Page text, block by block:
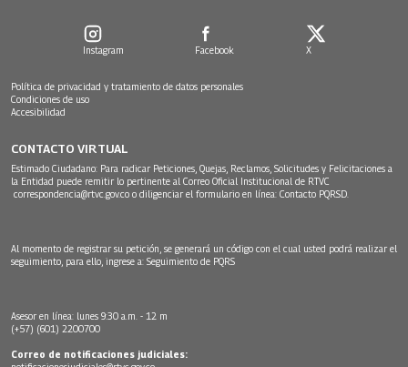
Instagram Facebook X
Política de privacidad y tratamiento de datos personales
Condiciones de uso
Accesibilidad
CONTACTO VIRTUAL
Estimado Ciudadano: Para radicar Peticiones, Quejas, Reclamos, Solicitudes y Felicitaciones a
la Entidad puede remitir lo pertinente al Correo Oficial Institucional de RTVC
correspondencia@rtvc.gov.co o diligenciar el formulario en línea: Contacto PQRSD.
Al momento de registrar su petición, se generará un código con el cual usted podrá realizar el
seguimiento, para ello, ingrese a: Seguimiento de PQRS
Asesor en línea: lunes 9:30 a.m. - 12 m
(+57) (601) 2200700
Correo de notificaciones judiciales: